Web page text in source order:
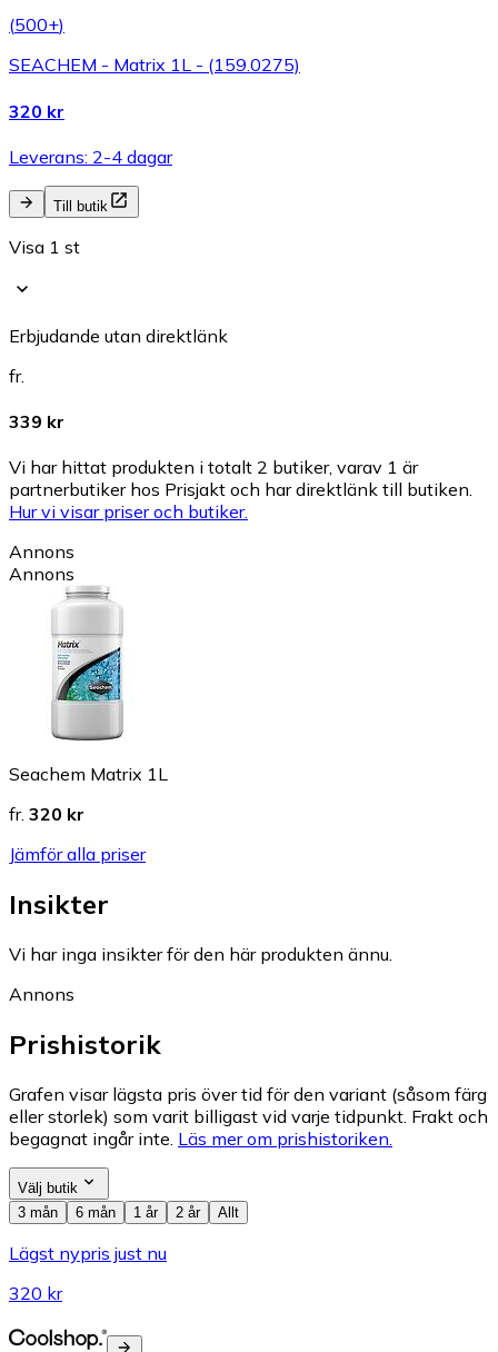
(500+)
SEACHEM - Matrix 1L - (159.0275)
320 kr
Leverans: 2-4 dagar
Till butik
Visa 1 st
Erbjudande utan direktlänk
fr.
339 kr
Vi har hittat produkten i totalt 2 butiker, varav 1 är
partnerbutiker hos Prisjakt och har direktlänk till butiken.
Hur vi visar priser och butiker.
Annons
Annons
Seachem Matrix 1L
fr. 320 kr
Jämför alla priser
Insikter
Vi har inga insikter för den här produkten ännu.
Annons
Prishistorik
Grafen visar lägsta pris över tid för den variant (såsom färg
eller storlek) som varit billigast vid varje tidpunkt. Frakt och
begagnat ingår inte. Läs mer om prishistoriken.
Välj butik
3 mån
6 mån 1 år 2 år Allt
Lägst nypris just nu
320 kr